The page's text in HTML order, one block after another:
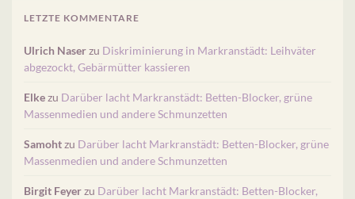
LETZTE KOMMENTARE
Ulrich Naserzu Diskriminierung in Markranstädt: Leihväter
abgezockt, Gebärmütter kassieren
Elkezu Darüber lacht Markranstädt: Betten-Blocker, grüne
Massenmedien und andere Schmunzetten
Samohtzu Darüber lacht Markranstädt: Betten-Blocker, grüne
Massenmedien und andere Schmunzetten
Birgit Feyerzu Darüber lacht Markranstädt: Betten-Blocker,